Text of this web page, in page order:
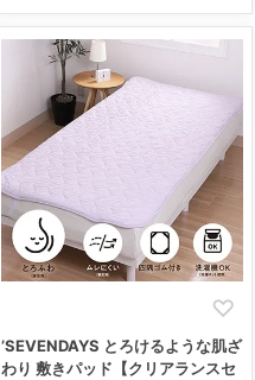
’SEVENDAYS とろけるような肌ざ
わり 敷きパッド【クリアランスセ